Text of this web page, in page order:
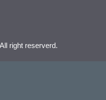
right reserverd.